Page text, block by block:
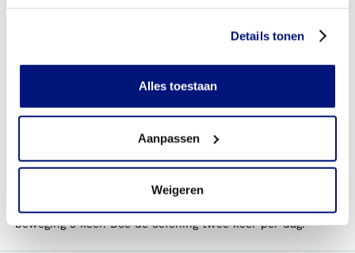
Details tonen
Alles toestaan
Aanpassen
Weigeren
heeft) plat op tafel met de handpalm naar beneden.
Spreid langzaamaan uw vingers en duim zo ver mogelijk.
Houd deze positie 5 seconden vast. Breng uw vingers en
duim daarna weer samen. Herhaal deze beweging 5 keer.
Doe de oefening twee keer per dag.
Duim naar de pink
Steek uw hand (waar u klachten aan heeft) recht voor u
van uw pink. Als dit moeilijk gaat, kunt u eventueel helpen
met uw andere hand. Houd deze positie 5 seconden vast.
beweging 5 keer. Doe de oefening twee keer per dag.